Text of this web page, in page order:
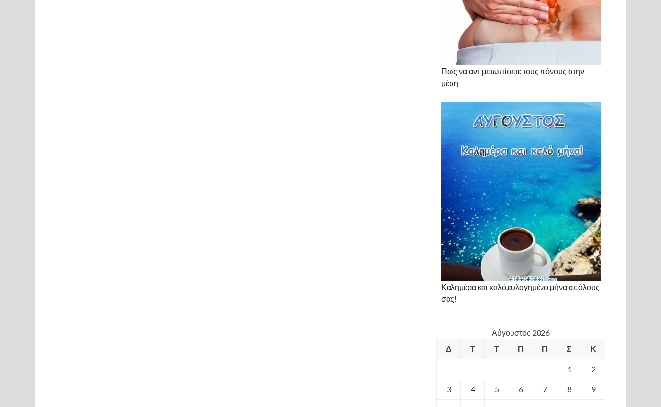
Πως να αντιμετωπίσετε τους πόνους στην
μέση
Καλημέρα και καλό,ευλογημένο μήνα σε όλους
σας!
Αύγουστος 2026
Δ
Τ Τ Π Π Σ Κ
1 2
3 4 5 6 7 8 9